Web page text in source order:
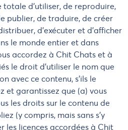
totale d'utiliser, de reproduire,
publier, de traduire, de créer
d'exécuter et d'afficher
le monde entier et dans
accordez à Chit Chats et à
le droit d'utiliser le nom que
avec ce contenu, s'ils le
et garantissez que (a) vous
les droits sur le contenu de
(y compris, mais sans s'y
les licences accordées à Chit